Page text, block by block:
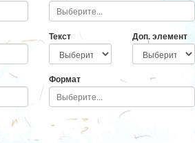
Текст Доп. элемент
Формат